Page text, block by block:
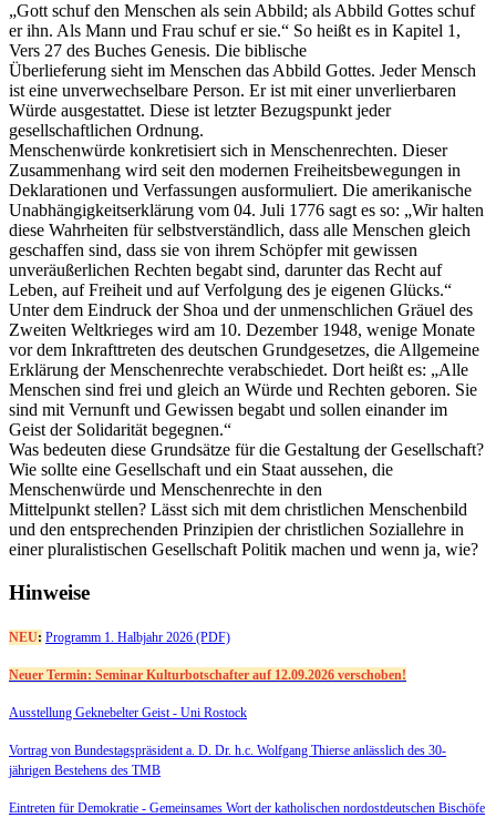
„Gott schuf den Menschen als sein Abbild; als Abbild Gottes schuf
er ihn. Als Mann und Frau schuf er sie.“ So heißt es in Kapitel 1,
Vers 27 des Buches Genesis. Die biblische
Überlieferung sieht im Menschen das Abbild Gottes. Jeder Mensch
ist eine unverwechselbare Person. Er ist mit einer unverlierbaren
Würde ausgestattet. Diese ist letzter Bezugspunkt jeder
gesellschaftlichen Ordnung.
Menschenwürde konkretisiert sich in Menschenrechten. Dieser
Zusammenhang wird seit den modernen Freiheitsbewegungen in
Deklarationen und Verfassungen ausformuliert. Die amerikanische
Unabhängigkeitserklärung vom 04. Juli 1776 sagt es so: „Wir halten
diese Wahrheiten für selbstverständlich, dass alle Menschen gleich
geschaffen sind, dass sie von ihrem Schöpfer mit gewissen
unveräußerlichen Rechten begabt sind, darunter das Recht auf
Leben, auf Freiheit und auf Verfolgung des je eigenen Glücks.“
Unter dem Eindruck der Shoa und der unmenschlichen Gräuel des
Zweiten Weltkrieges wird am 10. Dezember 1948, wenige Monate
vor dem Inkrafttreten des deutschen Grundgesetzes, die Allgemeine
Erklärung der Menschenrechte verabschiedet. Dort heißt es: „Alle
Menschen sind frei und gleich an Würde und Rechten geboren. Sie
sind mit Vernunft und Gewissen begabt und sollen einander im
Geist der Solidarität begegnen.“
Was bedeuten diese Grundsätze für die Gestaltung der Gesellschaft?
Wie sollte eine Gesellschaft und ein Staat aussehen, die
Menschenwürde und Menschenrechte in den
Mittelpunkt stellen? Lässt sich mit dem christlichen Menschenbild
und den entsprechenden Prinzipien der christlichen Soziallehre in
einer pluralistischen Gesellschaft Politik machen und wenn ja, wie?
Hinweise
NEU: Programm 1. Halbjahr 2026 (PDF)
Neuer Termin: Seminar Kulturbotschafter auf 12.09.2026 verschoben!
Ausstellung Geknebelter Geist - Uni Rostock
Vortrag von Bundestagspräsident a. D. Dr. h.c. Wolfgang Thierse anlässlich des 30-
jährigen Bestehens des TMB
Eintreten für Demokratie - Gemeinsames Wort der katholischen nordostdeutschen Bischöfe